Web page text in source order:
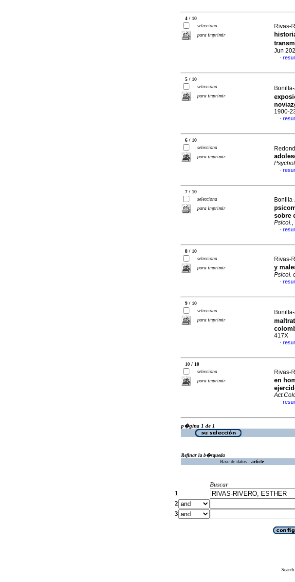
4 / 10
selecciona
para imprimir
Rivas-
Jun
·
5 / 10
selecciona
para imprimir
1900-
·
6 / 10
selecciona
para imprimir
·
7 / 10
selecciona
para imprimir
sobre
Psicol.,
·
8 / 10
selecciona
para imprimir
Rivas-
y
Psicol.
·
9 / 10
selecciona
para imprimir
417X
·
10 / 10
selecciona
para imprimir
Rivas-
en
·
p�gina 1 de 1
Refinar la b�squeda
Base de datos : article
Buscar
1
2
3